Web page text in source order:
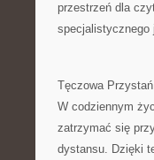
przestrzeń dla
specjalistycznego
Tęczowa
W codziennym
zatrzymać się
dystansu. Dzięki